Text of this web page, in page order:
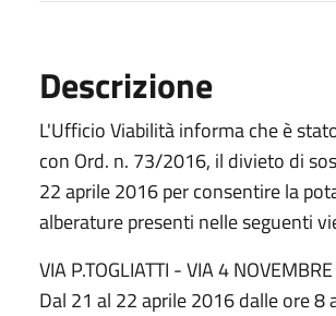
Descrizione
L'Ufficio Viabilità informa che è
con Ord. n. 73/2016, il divieto di
22 aprile 2016 per consentire la
alberature presenti nelle seguenti
VIA P.TOGLIATTI - VIA 4 NOVEMBRE
Dal 21 al 22 aprile 2016 dalle ore 8